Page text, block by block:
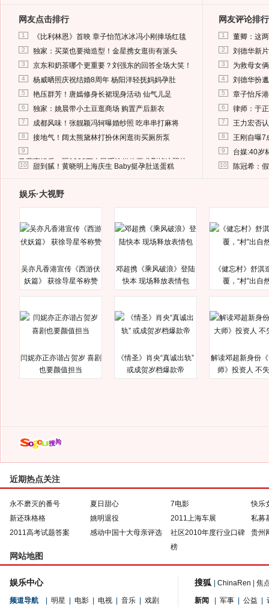
网友点击排行
1 《比利林恩》首映 章子怡范冰冰冯小刚捧场红毯
2 独家：买菜也要拗造型！金星携女逛街有派头
3 京东和奶茶哪个更重要？刘强东的回答全场大笑！
4 杨威晒照庆祝结婚8周年 杨阳洋轻抚妈妈孕肚
5 艳压群芳！唐嫣修身长裙现身活动 仙气儿足
6 独家：姚晨带小土豆逛商场 购置产后新衣
7 成都风味！张靓颖冯轲曝婚纱照 吃串串打麻将
8 接地气！阔太熊黛林打扮休闲逛街买厕所泵
9
马蓉离婚后，砸1000万人民币给媒体要求删掉这照片
10 甜到腻！黄晓明上海庆生 Baby挺孕肚送蛋糕
网友评论排行
1 董卿：这
2 刘德华新
3 为救母女
4 刘德华扮
5 章子怡斥
6 律师：于
7 王力宏否
8 王刚自曝7
9 台媒:40岁
10 陈冠希：
娱乐·大视野
吴亦凡香港宣传《西游伏
妖篇》 获徐导星爷称赞
邓超携《乘风破浪》登陆
快本 现场释放表情包
《健忘村》舒淇
覆，“村”出自
闫妮亦正亦谐占贺岁 喜剧
也要颜值担当
《情圣》肖央“真诚出轨”
或成贺岁档爆款帝
解读邓超新身份
师》投资人 不
近期热点关注
永不磨灭的番号 夏日甜心 7电影
快乐
新还珠格格
姚明退役 2011上海车展
私募
2011高考试题答案
感动中国十大母亲评选
社区2010年度行业口碑
榜
贵州
网站地图
娱乐中心
频道导航 明星 电影 电视 音乐
戏剧
搜狐 ChinaRen 焦
新闻 军事 公益